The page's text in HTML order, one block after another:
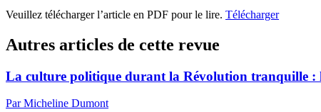
Veuillez télécharger l’article en PDF pour le lire. Télécharger
Autres articles de cette revue
La culture politique durant la Révolution tranquille :
Par Micheline Dumont